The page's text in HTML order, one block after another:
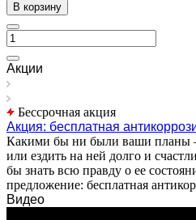
В корзину
Акции
Бессрочная акция
Акция: бесплатная
Какими бы ни были ваши планы
или ездить на ней долго и
бы знать всю правду о ее
предложение: бесплатная
Видео